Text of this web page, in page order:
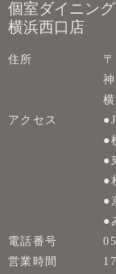
個室ダイニン
横浜西口店
住所
アクセス
●
●
●
●
●
電話番号
営業時間